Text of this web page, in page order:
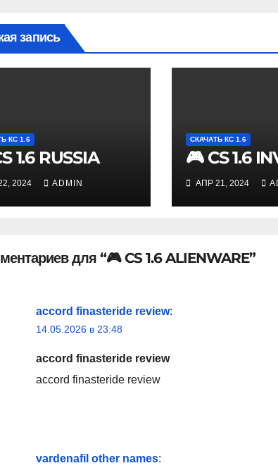
запись
КС 1.6
1.6 RUSSIA
2024 ADMIN
СКАЧАТЬ КС 1.6
🎮 CS 1.6
АПР 21, 2024
для “🎮 CS 1.6 ALIENWARE”
accord finasteride review:
14.05.2026 в 23:48
accord finasteride review
accord finasteride review
vardenafil other names: